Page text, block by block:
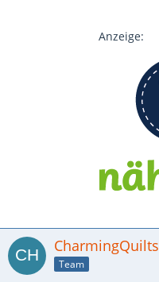
Anzeige:
CharmingQuilts
Team